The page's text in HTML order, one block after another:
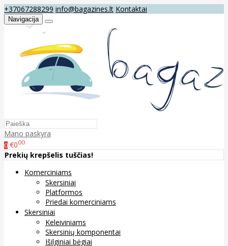
+37067288299 info@bagazines.lt Kontaktai
Navigacija
Mano paskyra
0 €000
Prekių krepšelis tuščias!
Komerciniams
Skersiniai
Platformos
Priedai komerciniams
Skersiniai
Keleiviniams
Skersinių komponentai
Išilginiai bėgiai